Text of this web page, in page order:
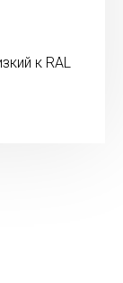
к RAL